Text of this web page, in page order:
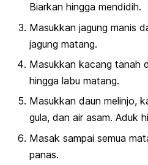
Biarkan hingga mendidih.
Masukkan jagung manis
jagung matang.
Masukkan kacang tanah
hingga labu matang.
Masukkan daun melinjo,
gula, dan air asam. Aduk
Masak sampai semua
panas.